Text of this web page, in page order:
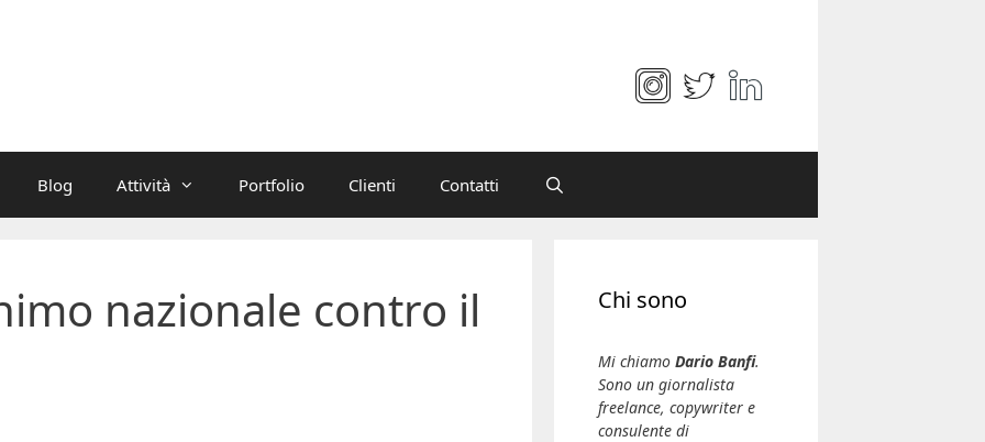
Blog Attività Portfolio Clienti Contatti
nazionale contro il
Chi sono
Mi chiamo Dario Banfi.
Sono un giornalista
freelance, copywriter e
consulente di